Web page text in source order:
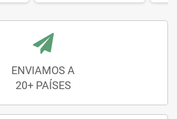
ENVIAMOS A
20+ PAÍSES